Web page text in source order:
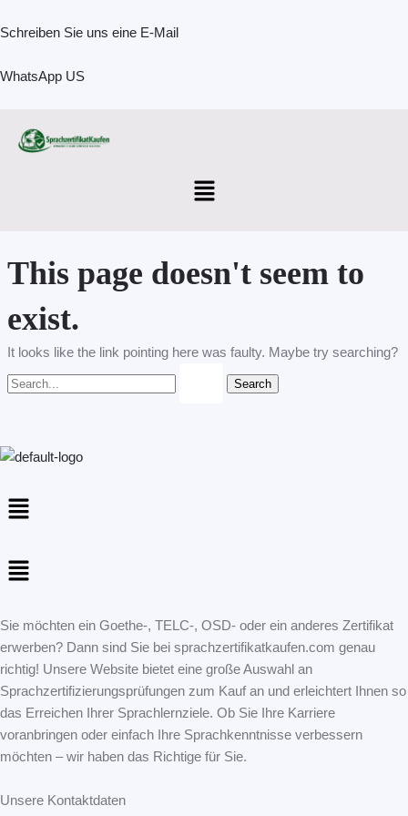
to
Schreiben Sie uns eine E-Mail
WhatsApp US
Menu
This page doesn't seem to
exist.
It looks like the link pointing here was faulty. Maybe try searching?
for:
Menu
Menu
Sie möchten ein Goethe-, TELC-, OSD- oder ein anderes Zertifikat
erwerben? Dann sind Sie bei sprachzertifikatkaufen.com genau
richtig! Unsere Website bietet eine große Auswahl an
Sprachzertifizierungsprüfungen zum Kauf an und erleichtert Ihnen so
das Erreichen Ihrer Sprachlernziele. Ob Sie Ihre Karriere
voranbringen oder einfach Ihre Sprachkenntnisse verbessern
möchten – wir haben das Richtige für Sie.
Unsere Kontaktdaten